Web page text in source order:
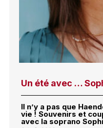
Un été avec …
Il n’y a pas que
vie ! Souvenirs et
avec la soprano